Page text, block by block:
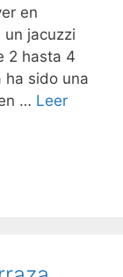
en
jacuzzi
2 hasta 4
ha sido una
… Leer